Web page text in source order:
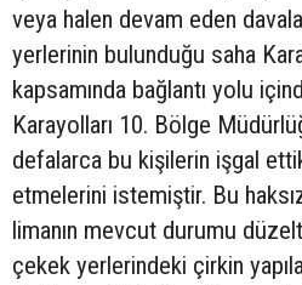
veya halen devam eden
yerlerinin bulunduğu saha
kapsamında bağlantı yolu
Karayolları 10. Bölge
defalarca bu kişilerin işgal
etmelerini istemiştir. Bu
limanın mevcut durumu
çekek yerlerindeki çirkin